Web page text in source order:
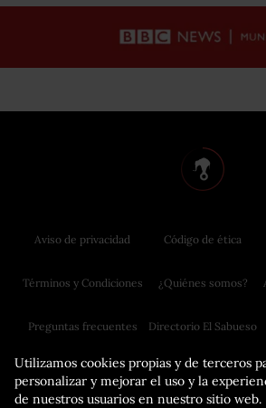
Utilizamos cookies propias y de terceros
personalizar y mejorar el uso y la
de nuestros usuarios en nuestro sitio web.
Aviso de privacidad
Términos y Condiciones
Preguntas frecuentes
Código de ética
¿Quiénes somos?
Directorio El Sabueso